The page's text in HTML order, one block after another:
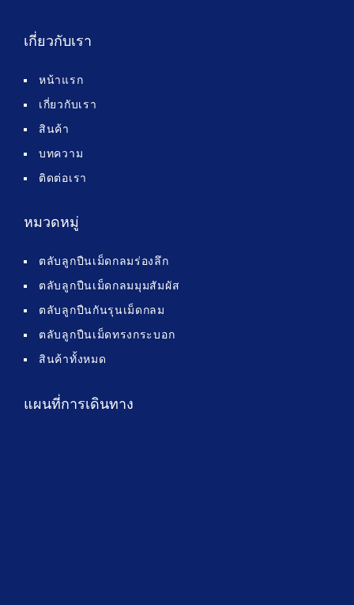
เกี่ยวกับเรา
หน้าแรก
เกี่ยวกับเรา
สินค้า
บทความ
ติดต่อเรา
หมวดหมู่
ตลับลูกปืนเม็ดกลมร่องลึก
ตลับลูกปืนเม็ดกลมมุมสัมผัส
ตลับลูกปืนกันรุนเม็ดกลม
ตลับลูกปืนเม็ดทรงกระบอก
สินค้าทั้งหมด
แผนที่การเดินทาง